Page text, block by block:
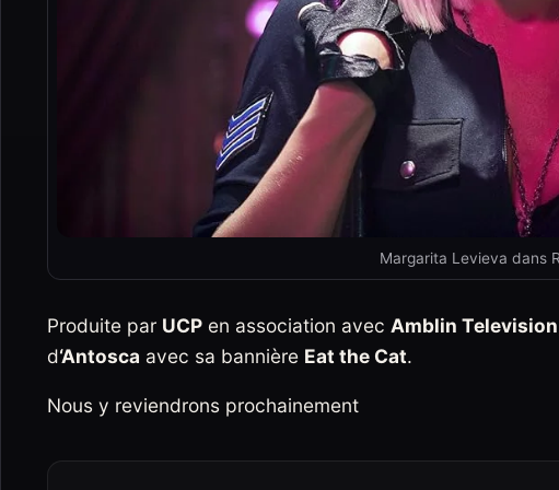
Margarita Levieva dans
Produite par UCP en association avec Amblin Television
d‘Antosca avec sa bannière Eat the Cat.
Nous y reviendrons prochainement